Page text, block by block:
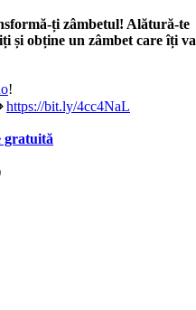
ți zâmbetul! Alătură-te
și obține un zâmbet care îți va
!
https://bit.ly/4cc4NaL
gratuită